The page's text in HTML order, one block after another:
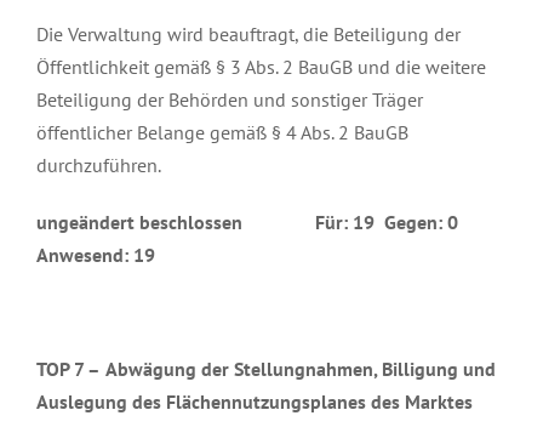
Die Verwaltung wird beauftragt, die Beteiligung der
Öffentlichkeit gemäß § 3 Abs. 2 BauGB und die weitere
Beteiligung der Behörden und sonstiger Träger
öffentlicher Belange gemäß § 4 Abs. 2 BauGB
durchzuführen.
ungeändert beschlossen Für: 19 Gegen: 0
Anwesend: 19
TOP 7 – Abwägung der Stellungnahmen, Billigung und
Auslegung des Flächennutzungsplanes des Marktes